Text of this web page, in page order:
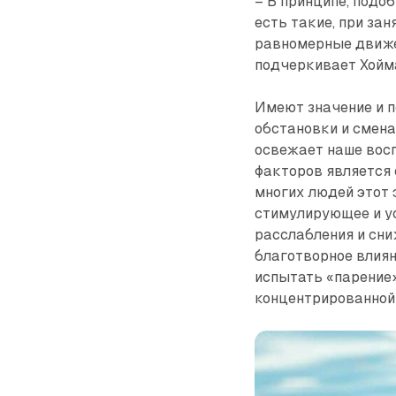
есть такие, при
равномерные
подчеркивает
Имеют значение и
обстановки и
освежает наше
факторов
многих людей
стимулирующее и
расслабления и
благотворное
испытать